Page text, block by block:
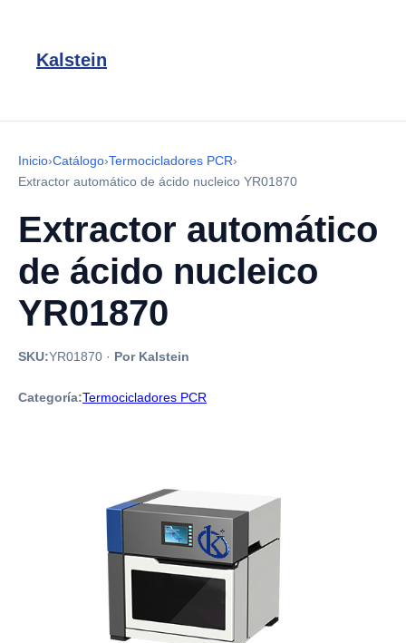
Kalstein
Inicio›Catálogo›Termocicladores PCR›
Extractor automático de ácido nucleico YR01870
Extractor automático
de ácido nucleico
YR01870
SKU:YR01870 · Por Kalstein
Categoría:Termocicladores PCR